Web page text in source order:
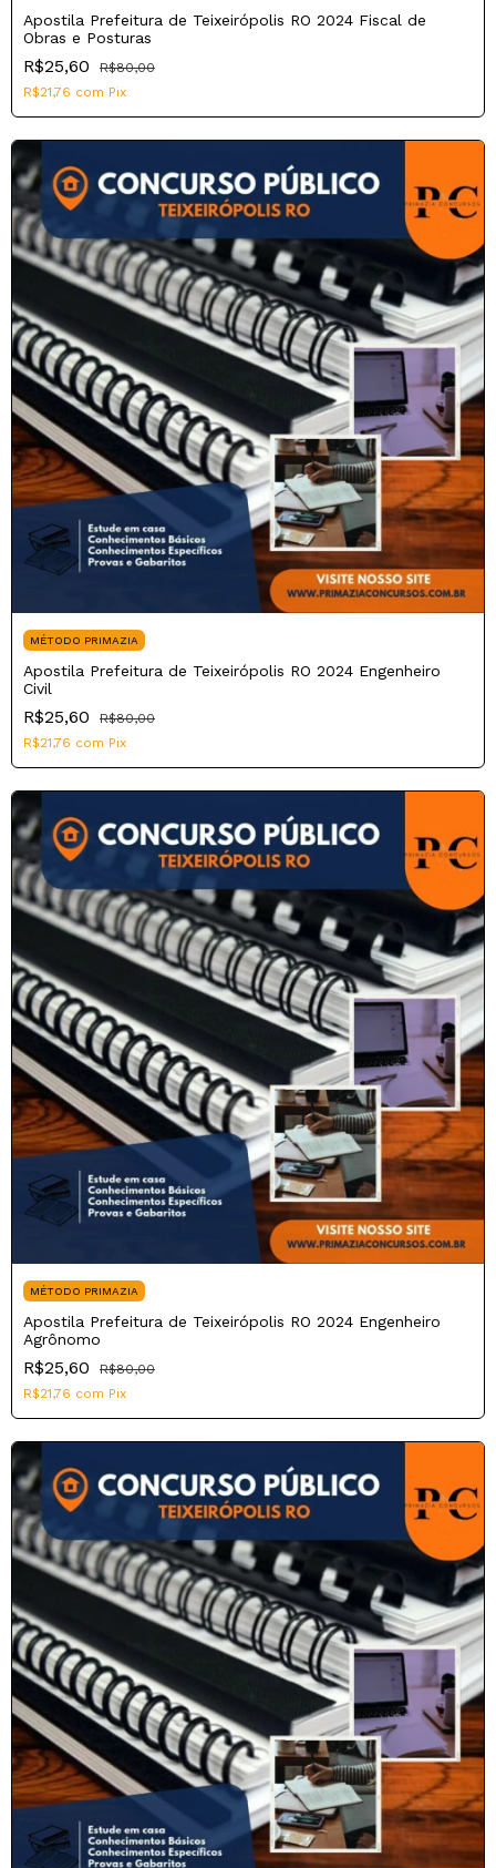
Apostila Prefeitura de Teixeirópolis RO 2024 Fiscal de
Obras e Posturas
R$25,60
R$80,00
R$21,76 com Pix
MÉTODO PRIMAZIA
Apostila Prefeitura de Teixeirópolis RO 2024 Engenheiro
Civil
R$25,60
R$80,00
R$21,76 com Pix
MÉTODO PRIMAZIA
Apostila Prefeitura de Teixeirópolis RO 2024 Engenheiro
Agrônomo
R$25,60
R$80,00
R$21,76 com Pix